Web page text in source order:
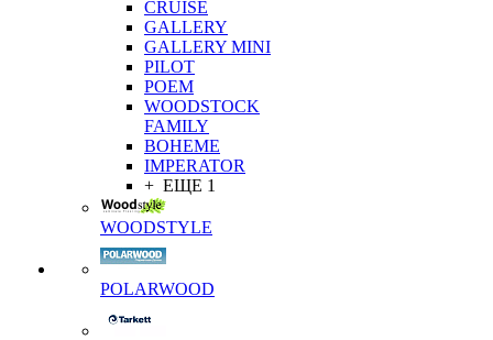
CRUISE
GALLERY
GALLERY MINI
PILOT
POEM
WOODSTOCK
FAMILY
BOHEME
IMPERATOR
+ ЕЩЕ 1
WOODSTYLE
POLARWOOD